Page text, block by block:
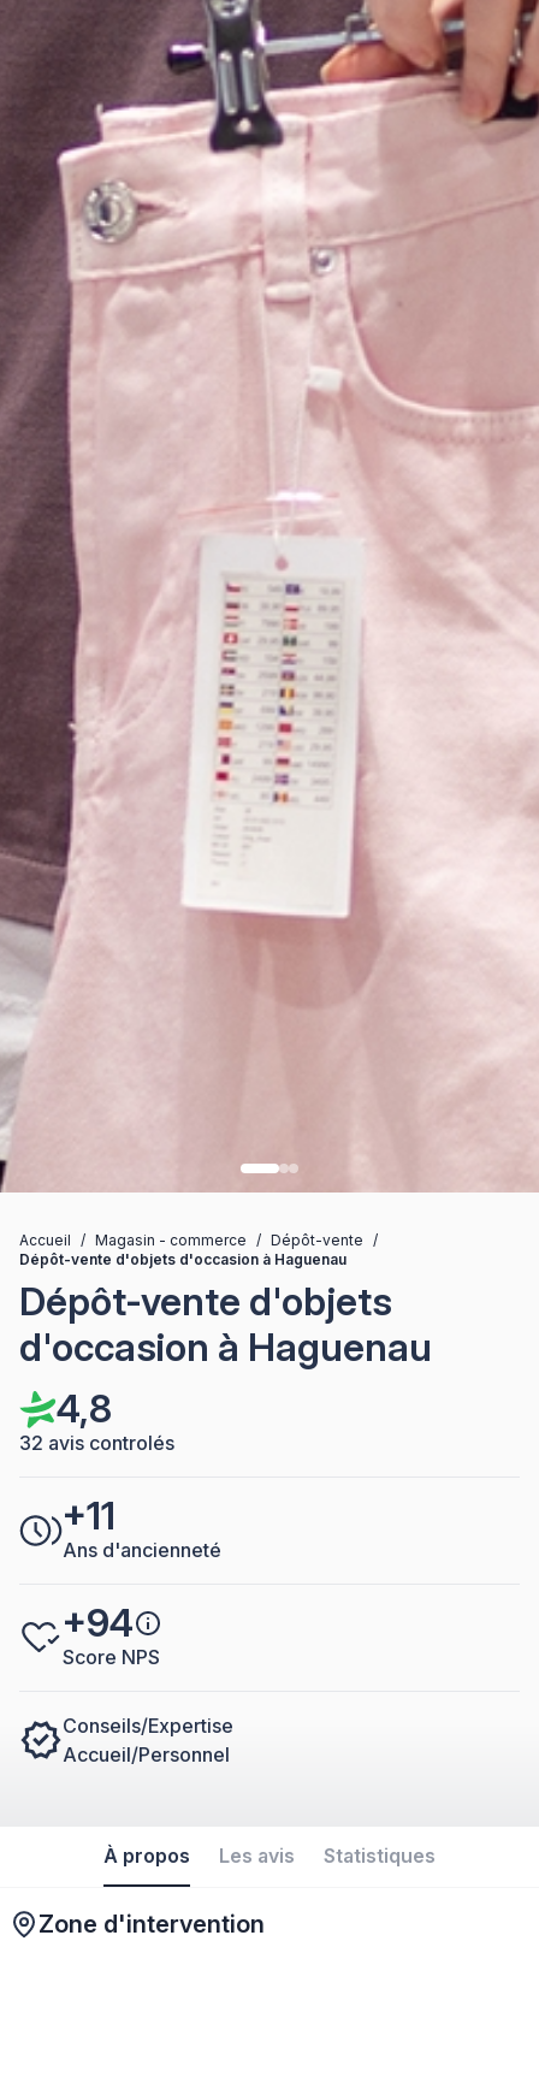
Accueil / Magasin - commerce / Dépôt-vente /
Dépôt-vente d'objets d'occasion à Haguenau
Dépôt-vente d'objets
d'occasion à Haguenau
4,8
32 avis controlés
+11
Ans d'ancienneté
+94
Score NPS
Conseils/Expertise
Accueil/Personnel
À propos Les avis Statistiques
Zone d'intervention